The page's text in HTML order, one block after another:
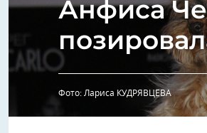
Анфиса
Фото: Лариса КУДРЯВЦЕВА